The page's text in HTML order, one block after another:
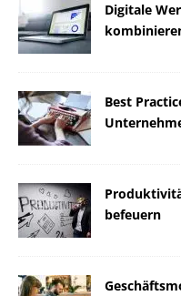
Digitale
Best
befeuern